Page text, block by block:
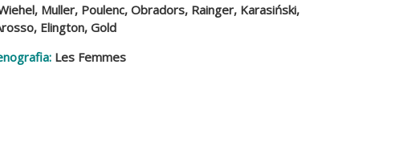
Muller, Poulenc, Obradors, Rainger, Karasiński,
Elington, Gold
Les Femmes